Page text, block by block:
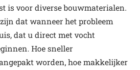
is voor diverse bouwmaterialen.
dat wanneer het probleem
dat u direct met vocht
Hoe sneller
worden, hoe makkelijker